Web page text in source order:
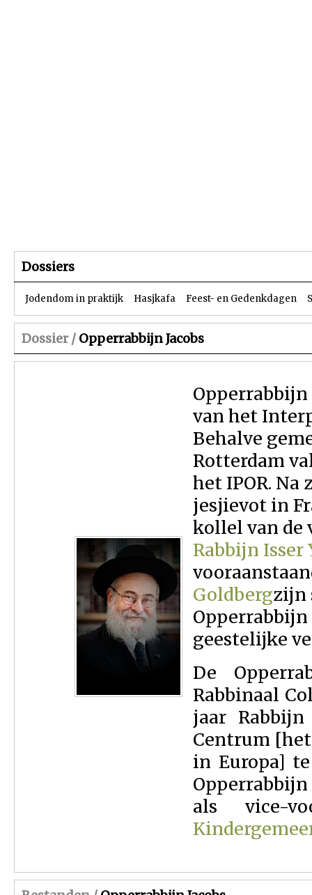
Dossiers
Jodendom in praktijk Hasjkafa Feest- en Gedenkdagen
Dossier / Opperrabbijn Jacobs
van het
Behalve
Rotterdam
het IPOR.
jesjievot in
kollel van de
Rabbijn Isser
Goldbergzijn
Opperrabbijn
geestelijke
De
Rabbinaal
jaar
Centrum
in Europa]
als vice-